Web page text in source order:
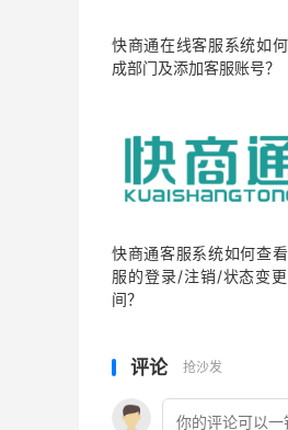
快商通在线客服系统如
成部门及添加客服账号？
快商通客服系统如何查
服的登录/注销/状态变
间？
评论 抢沙发